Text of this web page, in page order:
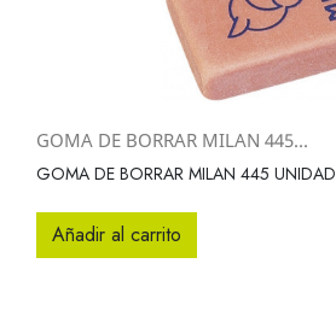
GOMA DE BORRAR MILAN 445...
GOMA DE BORRAR MILAN 445 UNIDAD
Añadir al carrito